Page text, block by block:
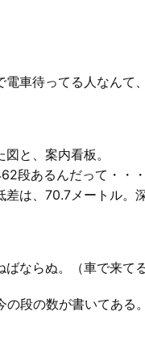
車待ってる人なんて
と、案内看板。
段あるんだって・・・
は、70.7メートル。
ならぬ。（車で来てる
段の数が書いてある。